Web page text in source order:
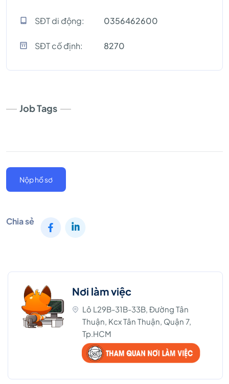
SĐT di động: 0356462600
SĐT cố định: 8270
Job Tags
Nộp hồ sơ
Chia sẻ
Nơi làm việc
Lô L29B-31B-33B, Đường Tân
Thuận, Kcx Tân Thuận, Quận 7,
Tp.HCM